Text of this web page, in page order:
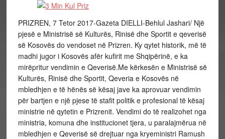
PRIZREN, 7 Tetor 2017-Gazeta DIELLI-Behlul Jashari/ Një
pjesë e Ministrisë së Kulturës, Rinisë dhe Sportit e qeverisë
së Kosovës do vendoset në Prizren. Ky qytet historik, më të
madhi jugor i Kosovës afër kufirit me Shqipërinë, e ka
mirëpritur vendimin e Qeverisë.Me kërkesën e Ministrisë së
Kulturës, Rinisë dhe Sportit, Qeveria e Kosovës në
mbledhjen e të hënës së kësaj jave ka aprovuar vendimin
për bartjen e një pjese të stafit politik e profesional të kësaj
ministrie në qytetin e Prizrenit. Vendimi do të realizohet nga
ministria, komuna dhe institucionet tjera, u paralajmërua në
mbledhjen e Qeverisë së drejtuar nga kryeministri Ramush